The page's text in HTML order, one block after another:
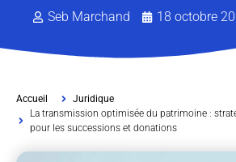
Seb Marchand 18 octobre
Accueil
Juridique
La transmission optimisée du patrimoine :
pour les successions et donations